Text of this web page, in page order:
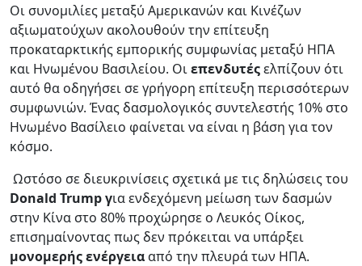
Οι συνομιλίες μεταξύ Αμερικανών και Κινέζων
αξιωματούχων ακολουθούν την επίτευξη
προκαταρκτικής εμπορικής συμφωνίας μεταξύ ΗΠΑ
και Ηνωμένου Βασιλείου. Οιεπενδυτέςελπίζουν ότι
αυτό θα οδηγήσει σε γρήγορη επίτευξη περισσότερων
συμφωνιών. Ένας δασμολογικός συντελεστής 10% στο
Ηνωμένο Βασίλειο φαίνεται να είναι η βάση για τον
κόσμο.
Ωστόσο σε διευκρινίσεις σχετικά με τις δηλώσεις του
Donald Trump για ενδεχόμενη μείωση των δασμών
στην Κίνα στο 80% προχώρησε o Λευκός Οίκος,
επισημαίνοντας πως δεν πρόκειται να υπάρξει
μονομερής ενέργειααπό την πλευρά των ΗΠΑ.